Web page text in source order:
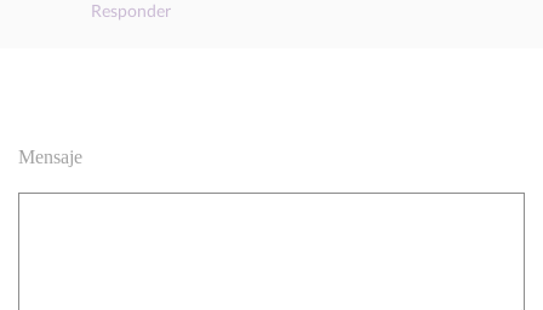
Responder
Mensaje